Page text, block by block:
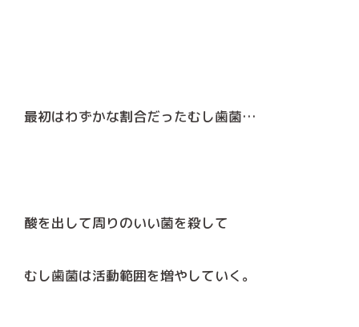
最初はわずかな割合だったむし歯菌…
酸を出して周りのいい菌を殺して
むし歯菌は活動範囲を増やしていく。